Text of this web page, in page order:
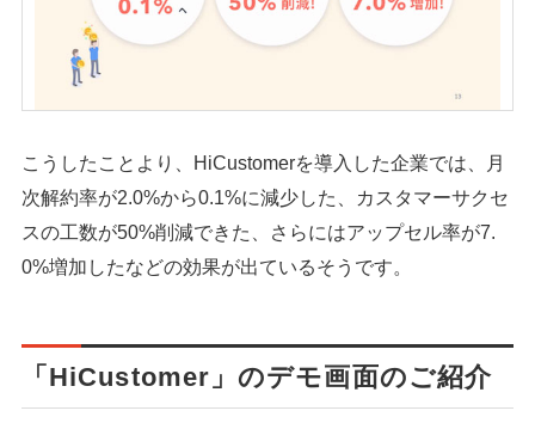
こうしたことより、HiCustomerを導入した企業では、月
次解約率が2.0%から0.1%に減少した、カスタマーサクセ
スの工数が50%削減できた、さらにはアップセル率が7.
0%増加したなどの効果が出ているそうです。
「HiCustomer」のデモ画面のご紹介